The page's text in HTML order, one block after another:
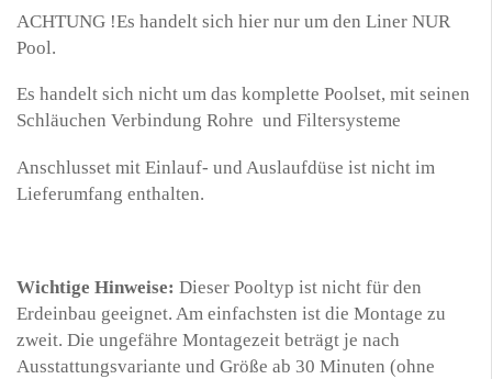
ACHTUNG !Es handelt sich hier nur um den Liner NUR
Pool.
Es handelt sich nicht um das komplette Poolset, mit seinen
Schläuchen Verbindung Rohre und Filtersysteme
Anschlusset mit Einlauf- und Auslaufdüse ist nicht im
Lieferumfang enthalten.
Wichtige Hinweise: Dieser Pooltyp ist nicht für den
Erdeinbau geeignet. Am einfachsten ist die Montage zu
zweit. Die ungefähre Montagezeit beträgt je nach
Ausstattungsvariante und Größe ab 30 Minuten (ohne